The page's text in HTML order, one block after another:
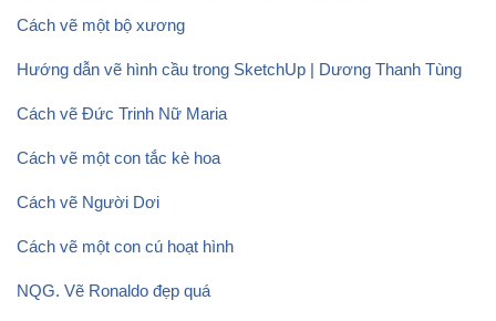
Cách vẽ một bộ xương
Hướng dẫn vẽ hình cầu trong SketchUp | Dương Thanh Tùng
Cách vẽ Đức Trinh Nữ Maria
Cách vẽ một con tắc kè hoa
Cách vẽ Người Dơi
Cách vẽ một con cú hoạt hình
NQG. Vẽ Ronaldo đẹp quá